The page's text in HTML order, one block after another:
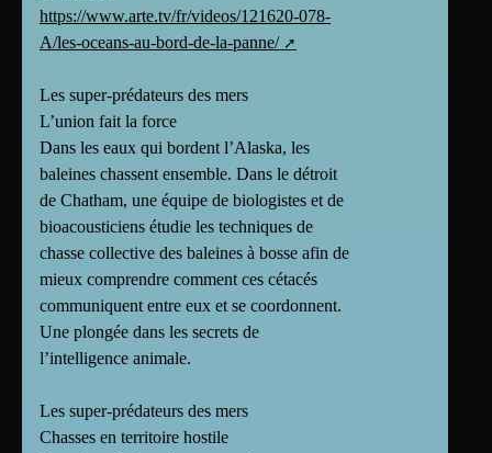
https://www.arte.tv/fr/videos/121620-078-
A/les-oceans-au-bord-de-la-panne/
Les super-prédateurs des mers
L’union fait la force
Dans les eaux qui bordent l’Alaska, les
baleines chassent ensemble. Dans le détroit
de Chatham, une équipe de biologistes et de
bioacousticiens étudie les techniques de
chasse collective des baleines à bosse afin de
mieux comprendre comment ces cétacés
communiquent entre eux et se coordonnent.
Une plongée dans les secrets de
l’intelligence animale.
Les super-prédateurs des mers
Chasses en territoire hostile